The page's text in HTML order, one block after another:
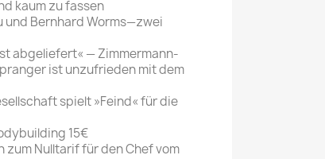
SONSTIGE
Magazine
kaum zu fassen
und Bernhard Worms—zwei
abgeliefert« — Zimmermann-
ist unzufrieden mit dem
spielt »Feind« für die
15€
zum Nulltarif für den Chef vom